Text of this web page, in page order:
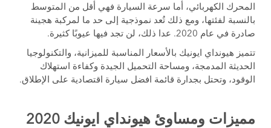
المحرك الكهربائي، أما سرعة السيارة فهي أقل من المتوسط ​​
بالنسبة لفئتها، ومع ذلك تُعد نموذجية إلى حد ما لمركبة هجينة
صادرة في عام 2020. عدا ذلك، لن تجد فيها عيوبًا كثيرة.
تتميز هيونداي ايونيك بالأسعار المناسبة للميزانية، والتكنولوجيا
الحديثة المدمجة، ومساحة التحميل الجيدة وكفاءة استهلاك
الوقود، وتحتل بجدارة قائمة افضل سيارة اقتصادية على الإطلاق.
مميزات ومساوئ هيونداي ايونيك 2020